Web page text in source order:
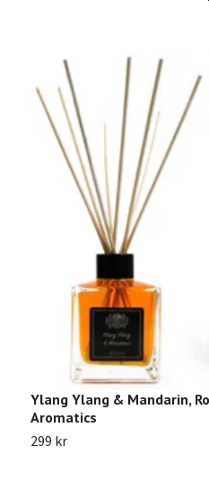
Ylang Ylang & Mandarin,
Aromatics
299 kr